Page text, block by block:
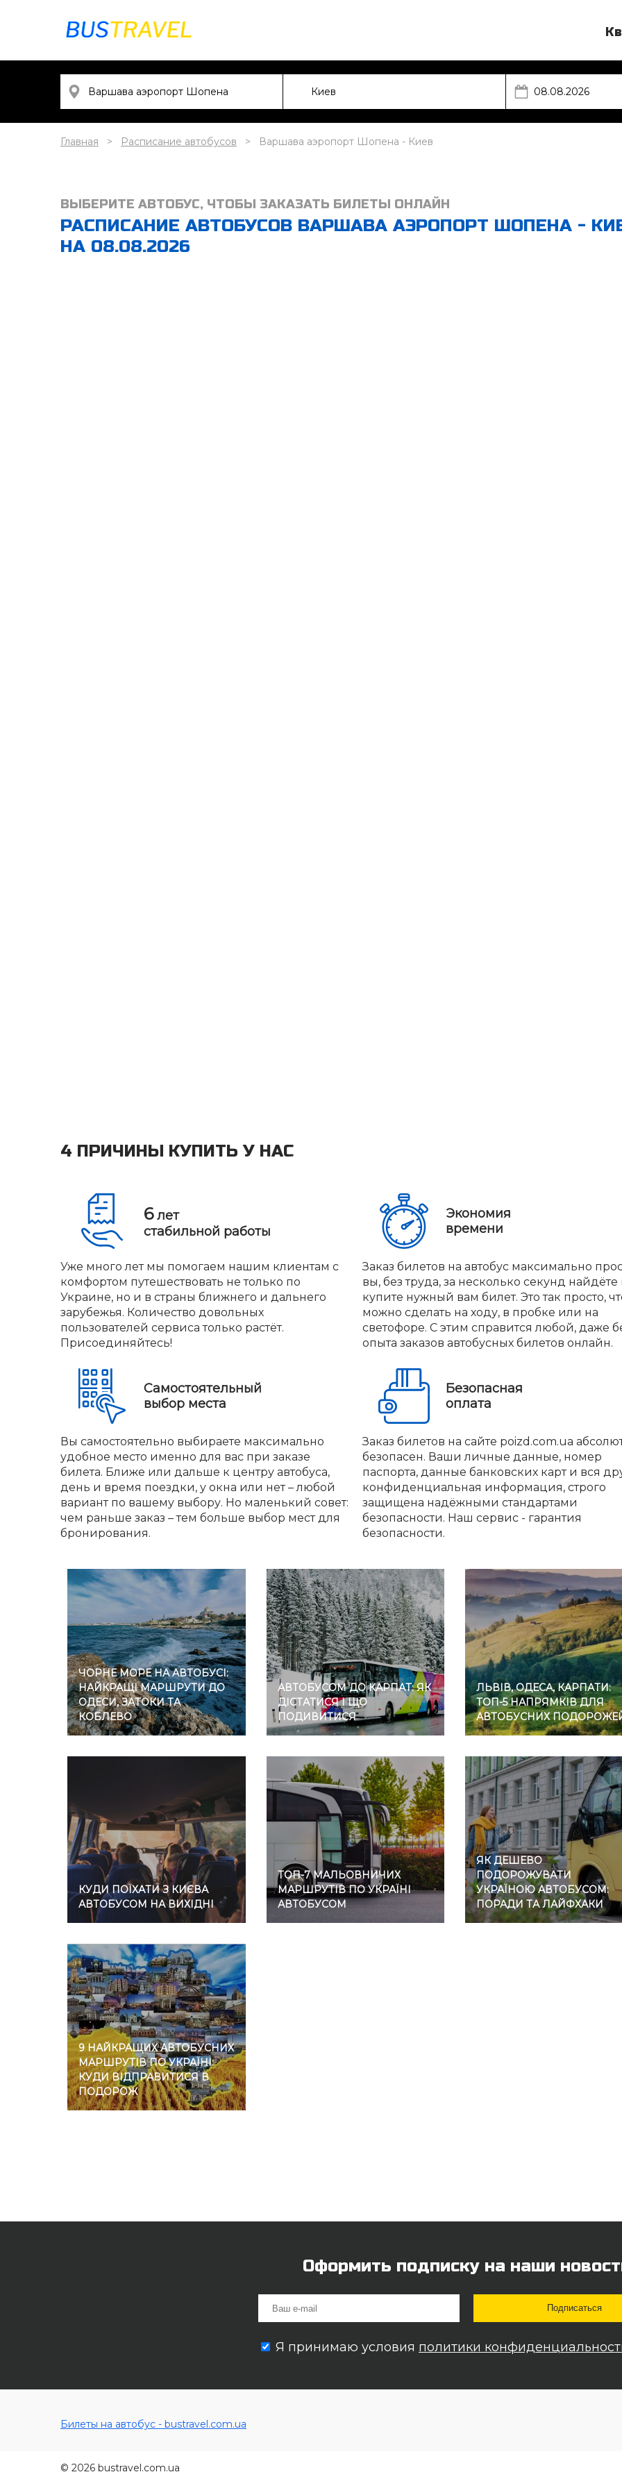
Главная Расписание автобусов Варшава аэропорт Шопена - Киев
ВЫБЕРИТЕ АВТОБУС, ЧТОБЫ ЗАКАЗАТЬ БИЛЕТЫ ОНЛАЙН
РАСПИСАНИЕ АВТОБУСОВ ВАРШАВА АЭРОПОРТ ШОПЕНА -
НА 08.08.2026
4 ПРИЧИНЫ КУПИТЬ У НАС
6лет
стабильной работы
Уже много лет мы помогаем нашим клиентам с
комфортом путешествовать не только по
Украине, но и в страны ближнего и дальнего
зарубежья. Количество довольных
пользователей сервиса только растёт.
Присоединяйтесь!
Экономия
времени
Заказ билетов на автобус максимально
вы, без труда, за несколько секунд найдёте
купите нужный вам билет. Это так просто,
можно сделать на ходу, в пробке или на
светофоре. С этим справится любой, даже
опыта заказов автобусных билетов онлайн.
Самостоятельный
выбор места
Вы самостоятельно выбираете максимально
удобное место именно для вас при заказе
билета. Ближе или дальше к центру автобуса,
день и время поездки, у окна или нет – любой
вариант по вашему выбору. Но маленький совет:
чем раньше заказ – тем больше выбор мест для
бронирования.
Безопасная
оплата
Заказ билетов на сайте poizd.com.ua
безопасен. Ваши личные данные, номер
паспорта, данные банковских карт и вся
конфиденциальная информация, строго
защищена надёжными стандартами
безопасности. Наш сервис - гарантия
безопасности.
ЧОРНЕ МОРЕ НА АВТОБУСІ:
НАЙКРАЩІ МАРШРУТИ ДО
ОДЕСИ, ЗАТОКИ ТА
КОБЛЕВО
АВТОБУСОМ ДО КАРПАТ: ЯК
ДІСТАТИСЯ І ЩО
ПОДИВИТИСЯ
ЛЬВІВ, ОДЕСА, КАРПАТИ:
ТОП-5 НАПРЯМКІВ ДЛЯ
АВТОБУСНИХ
КУДИ ПОЇХАТИ З КИЄВА
АВТОБУСОМ НА ВИХІДНІ
ТОП-7 МАЛЬОВНИЧИХ
МАРШРУТІВ ПО УКРАЇНІ
АВТОБУСОМ
ЯК ДЕШЕВО
ПОДОРОЖУВАТИ
УКРАЇНОЮ АВТОБУСОМ:
ПОРАДИ ТА ЛАЙФХАКИ
9 НАЙКРАЩИХ АВТОБУСНИХ
МАРШРУТІВ ПО УКРАЇНІ:
КУДИ ВІДПРАВИТИСЯ В
ПОДОРОЖ
Оформить подписку на наши
Я принимаю условия политики
Билеты на автобус - bustravel.com.ua
© 2026 bustravel.com.ua